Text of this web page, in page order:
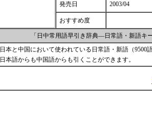
発売日 2003/04
おすすめ度
「日中常用語早引き辞典―日常語・新語
日本と中国において使われている日常語・新語（9500
日本語からも中国語からも引くことができます。